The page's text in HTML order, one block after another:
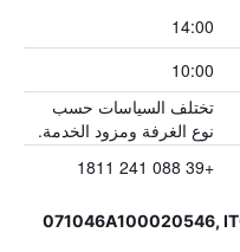
14:00
10:00
تختلف السياسات حسب
نوع الغرفة ومزود الخدمة.
+39 088 241 1811